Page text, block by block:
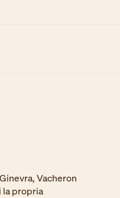
Vacheron
la propria